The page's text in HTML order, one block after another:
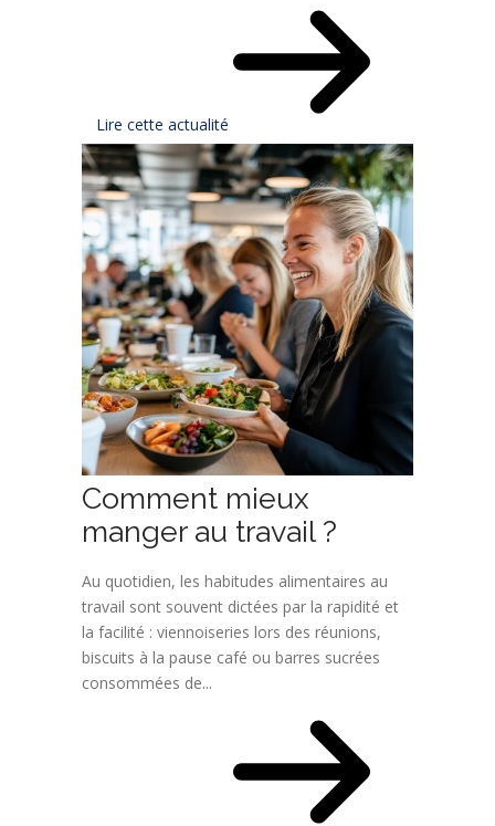
Lire cette actualité
Comment mieux
manger au travail ?
Au quotidien, les habitudes alimentaires au
travail sont souvent dictées par la rapidité et
la facilité : viennoiseries lors des réunions,
biscuits à la pause café ou barres sucrées
consommées de...